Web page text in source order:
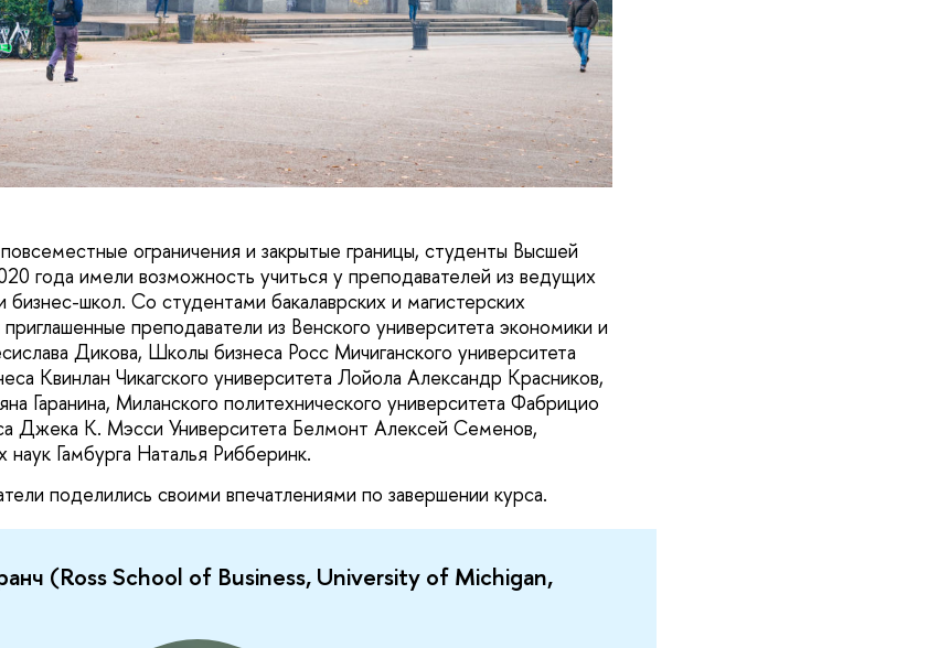
ограничения и закрытые границы, студенты Высшей
года имели возможность учиться у преподавателей из ведущих
бизнес-школ. Со студентами бакалаврских и магистерских
преподаватели из Венского университета экономики и
Дикова, Школы бизнеса Росс Мичиганского университета
Квинлан Чикагского университета Лойола Александр Красников,
Гаранина, Миланского политехнического университета Фабрицио
Джека К. Мэсси Университета Белмонт Алексей Семенов,
наук Гамбурга Наталья Рибберинк.
поделились своими впечатлениями по завершении курса.
(Ross School of Business, University of Michigan,